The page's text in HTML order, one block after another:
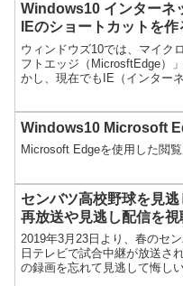
Windows10 インターネ
IEのショートカットを
ウィンドウズ10では、マイク
フトエッジ（MicrosftEdge）
かし、現在でもIE（インター
Windows10 Microsoft
Microsoft Edgeを使用した閲
センバツ高校野球を見
再放送や見逃し配信を
2019年3月23日より、春のセ
日テレビで試合中継が放送さ
の録画を忘れて見逃して悔し